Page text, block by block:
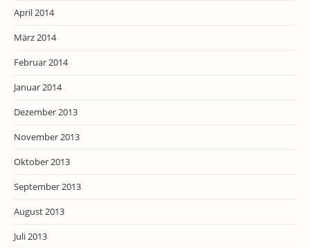
April 2014
März 2014
Februar 2014
Januar 2014
Dezember 2013
November 2013
Oktober 2013
September 2013
August 2013
Juli 2013